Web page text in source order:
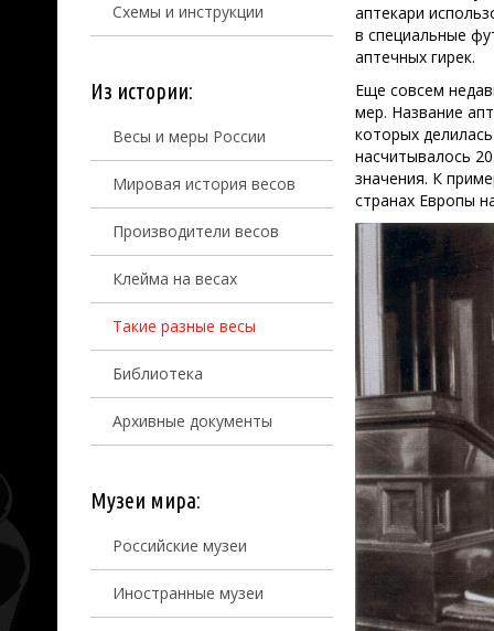
Схемы и инструкции
Из истории:
Весы и меры России
Мировая история весов
Производители весов
Клейма на весах
Такие разные весы
Библиотека
Архивные документы
Музеи мира:
Российские музеи
Иностранные музеи
аптекари
в специальные
аптечных гирек.
Еще совсем
мер. Название
которых
насчитывалось
значения. К
странах Европы